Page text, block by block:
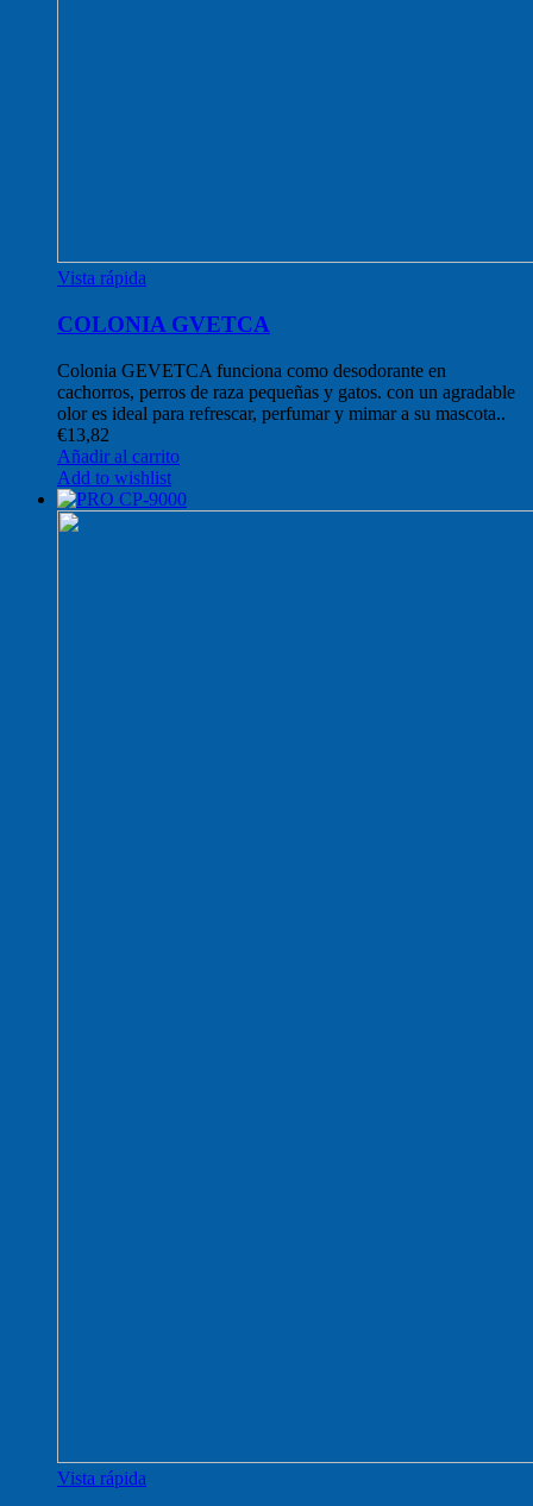
Vista rápida
COLONIA GVETCA
Colonia GEVETCA funciona como desodorante en
cachorros, perros de raza pequeñas y gatos. con un agradable
olor es ideal para refrescar, perfumar y mimar a su mascota..
€13,82
Añadir al carrito
Add to wishlist
Vista rápida